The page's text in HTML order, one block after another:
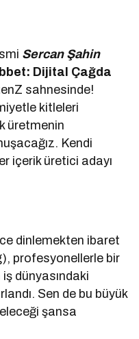
Sercan Şahin
Dijital Çağda
sahnesinde!
kitleleri
üretmenin
Kendi
içerik üretici adayı
dinlemekten ibaret
profesyonellerle bir
dünyasındaki
Sen de bu büyük
şansa